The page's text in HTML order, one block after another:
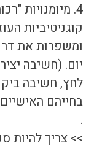
4. מיומנויות
קוגניטיביות
ומשפרות את
יום. (חשיבה
לחץ, חשיבה
בחייהם
.
>> צריך להיות